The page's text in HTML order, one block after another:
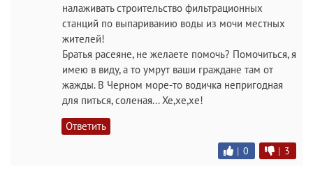
налаживать строительство фильтрационных
станций по выпариванию воды из мочи местных
жителей!
Братья расеяне, не желаете помочь? Помочиться, я
имею в виду, а то умрут ваши граждане там от
жажды. В Черном море-то водичка непригодная
для питься, соленая... Хе,хе,хе!
Ответить
| 0 | 3